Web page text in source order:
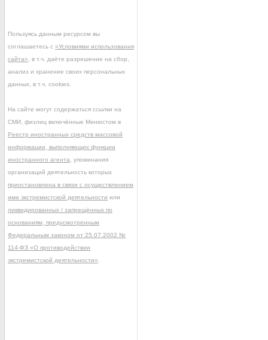
Пользуясь данным ресурсом вы
соглашаетесь с «Условиями использования
сайта» , в т.ч. даёте разрешение на сбор,
анализ и хранение своих персональных
данных, в т.ч. cookies.
На сайте могут содержаться ссылки на
СМИ, физлиц включённые Минюстом в
Реестр иностранных средств массовой
информации, выполняющих функции
иностранного агента , упоминания
организаций деятельность которых
приостановлена в связи с осуществлением
ими экстремистской деятельности или
ликвидированных / запрещённых по
основаниям, предусмотренным
Федеральным законом от 25.07.2002 №
114-ФЗ «О противодействии
экстремистской деятельности»